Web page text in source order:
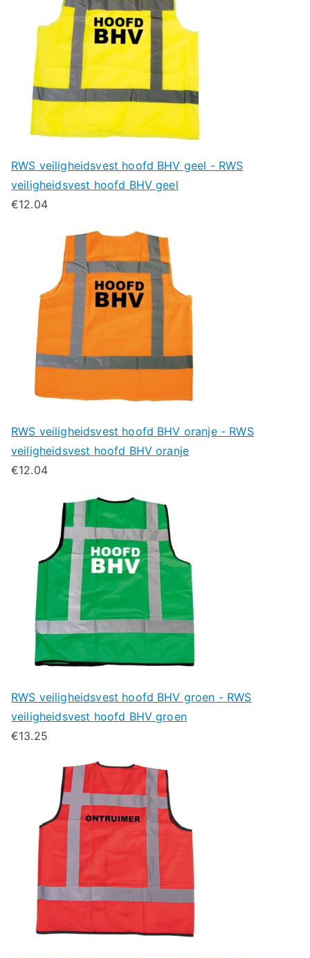
RWS veiligheidsvest hoofd BHV geel - RWS
veiligheidsvest hoofd BHV geel
€12.04
RWS veiligheidsvest hoofd BHV oranje - RWS
veiligheidsvest hoofd BHV oranje
€12.04
RWS veiligheidsvest hoofd BHV groen - RWS
veiligheidsvest hoofd BHV groen
€13.25